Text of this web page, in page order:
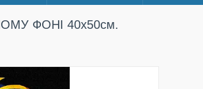
ФОНІ 40х50см.